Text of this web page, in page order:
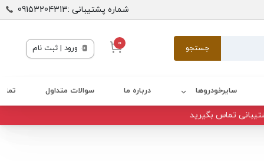
شماره پشتیبانی :09153204313
جستجو 0 ورود | ثبت نام
سایرخودروها درباره ما سوالات متداول
تماس بگیرید